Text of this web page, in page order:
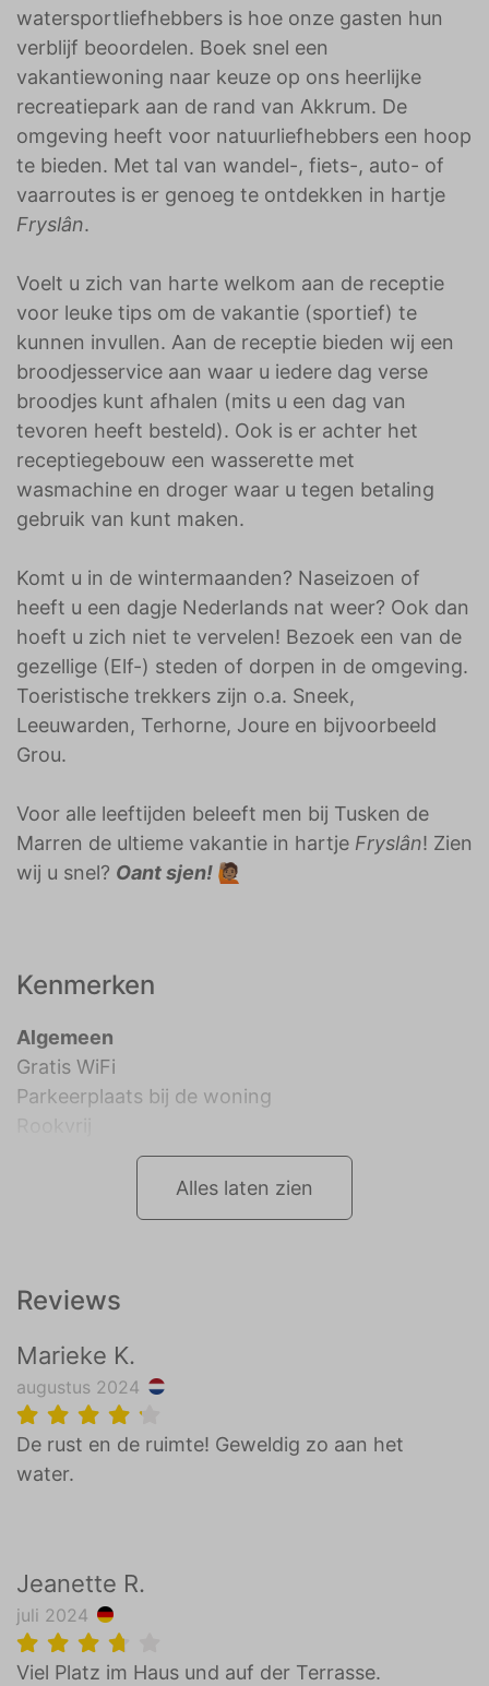
watersportliefhebbers is hoe onze gasten hun
verblijf beoordelen. Boek snel een
vakantiewoning naar keuze op ons heerlijke
recreatiepark aan de rand van Akkrum. De
omgeving heeft voor natuurliefhebbers een hoop
te bieden. Met tal van wandel-, fiets-, auto- of
vaarroutes is er genoeg te ontdekken in hartje
Fryslân.
Voelt u zich van harte welkom aan de receptie
voor leuke tips om de vakantie (sportief) te
kunnen invullen. Aan de receptie bieden wij een
broodjesservice aan waar u iedere dag verse
broodjes kunt afhalen (mits u een dag van
tevoren heeft besteld). Ook is er achter het
receptiegebouw een wasserette met
wasmachine en droger waar u tegen betaling
gebruik van kunt maken.
Komt u in de wintermaanden? Naseizoen of
heeft u een dagje Nederlands nat weer? Ook dan
hoeft u zich niet te vervelen! Bezoek een van de
gezellige (Elf-) steden of dorpen in de omgeving.
Toeristische trekkers zijn o.a. Sneek,
Leeuwarden, Terhorne, Joure en bijvoorbeeld
Grou.
Voor alle leeftijden beleeft men bij Tusken de
Marren de ultieme vakantie in hartje Fryslân! Zien
wij u snel? Oant sjen! 🙋🏽
Kenmerken
Algemeen
Gratis WiFi
Parkeerplaats bij de woning
Alles laten zien
Reviews
Marieke K.
augustus 2024
De rust en de ruimte! Geweldig zo aan het
water.
Jeanette R.
juli 2024
Viel Platz im Haus und auf der Terrasse.